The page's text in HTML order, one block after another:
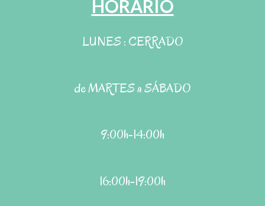
HORARIO
LUNES : CERRADO
de MARTES a SÁBADO
9:00h-14:00h
16:00h-19:00h